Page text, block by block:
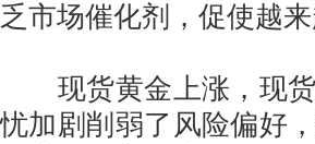
乏市场催化剂，促使越
现货黄金上涨，现货
忧加剧削弱了风险偏好